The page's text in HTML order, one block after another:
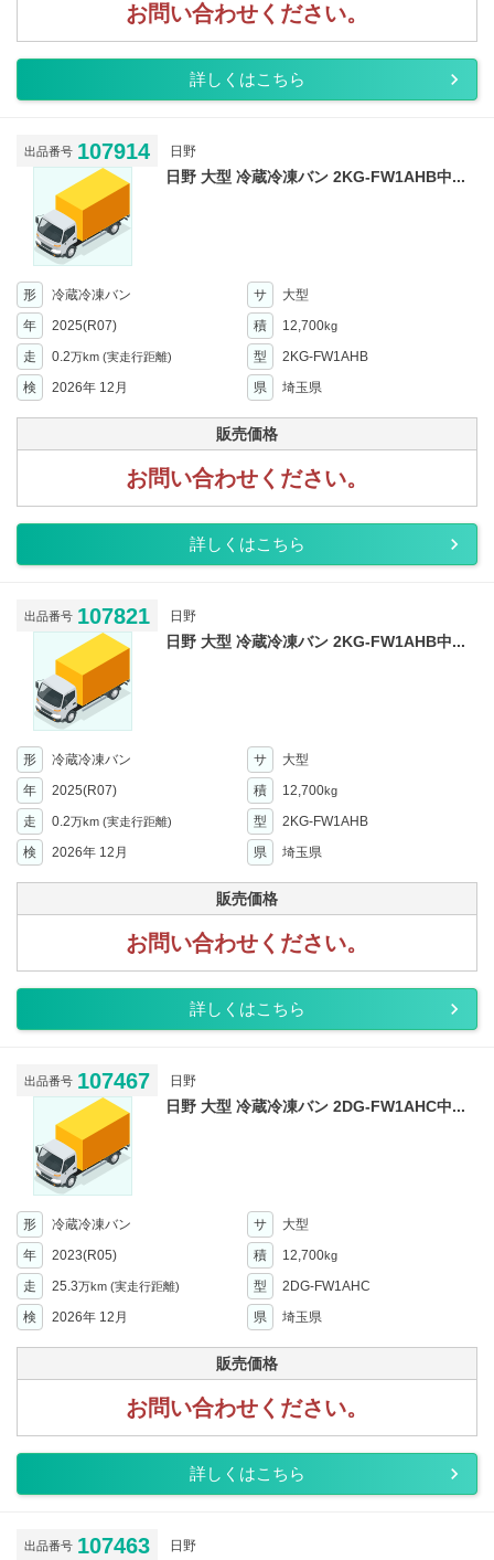
お問い合わせください。
詳しくはこちら
出品番号 107914 日野
日野 大型 冷蔵冷凍バン 2KG-FW1AHB中...
形 冷蔵冷凍バン サ
大型
年
2025(R07) 積 12,700kg
走 0.2万km (実走行距離) 型
2KG-FW1AHB
検
2026年 12月 県 埼玉県
販売価格
お問い合わせください。
詳しくはこちら
出品番号 107821 日野
日野 大型 冷蔵冷凍バン 2KG-FW1AHB中...
形 冷蔵冷凍バン サ
大型
年
2025(R07) 積 12,700kg
走 0.2万km (実走行距離) 型
2KG-FW1AHB
検
2026年 12月 県 埼玉県
販売価格
お問い合わせください。
詳しくはこちら
出品番号 107467 日野
日野 大型 冷蔵冷凍バン 2DG-FW1AHC中...
形 冷蔵冷凍バン サ
大型
年
2023(R05) 積 12,700kg
走 25.3万km (実走行距離) 型
2DG-FW1AHC
検
2026年 12月 県 埼玉県
販売価格
お問い合わせください。
詳しくはこちら
出品番号 107463 日野